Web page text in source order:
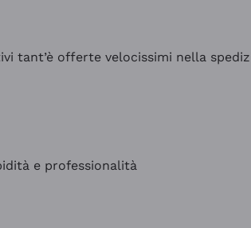
tant’è offerte velocissimi nella
e professionalità